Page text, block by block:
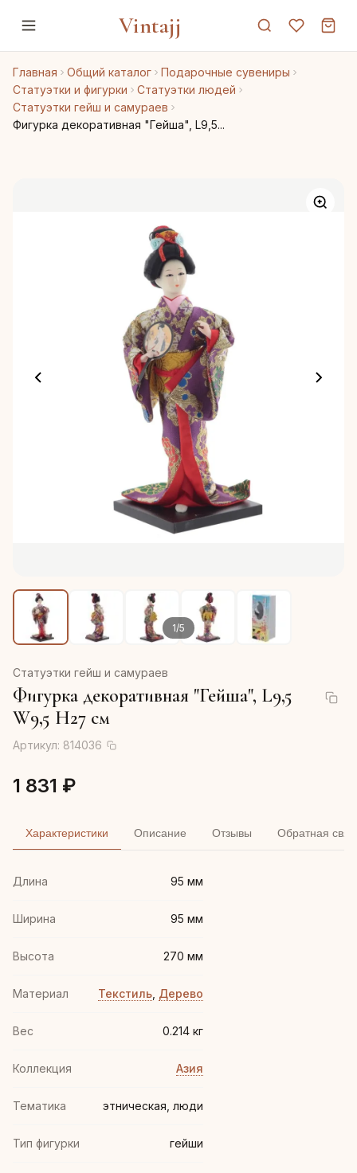
Vintajj
Главная Общий каталог
Подарочные сувениры
Статуэтки и фигурки
Статуэтки людей
Статуэтки гейш и самураев
Фигурка декоративная "Гейша", L9,5...
1/5
Статуэтки гейш и самураев
Фигурка декоративная "Гейша", L9,5
W9,5 H27 см
Артикул: 814036
1 831 ₽
Характеристики Описание Отзывы Обратная
Длина 95 мм
Ширина 95 мм
Высота 270 мм
Материал Текстиль Дерево
Вес 0.214 кг
Коллекция Азия
Тематика этническая, люди
Тип фигурки гейши